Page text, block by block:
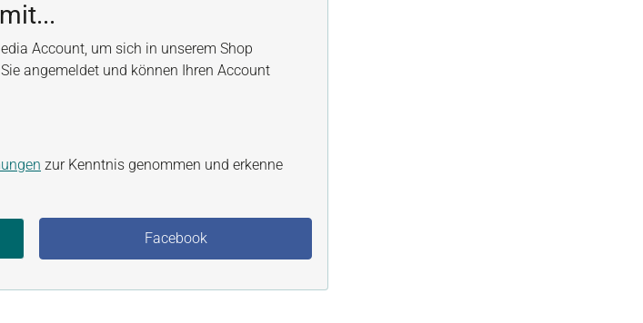
Account, um sich in unserem Shop
angemeldet und können Ihren Account
zur Kenntnis genommen und erkenne
Facebook